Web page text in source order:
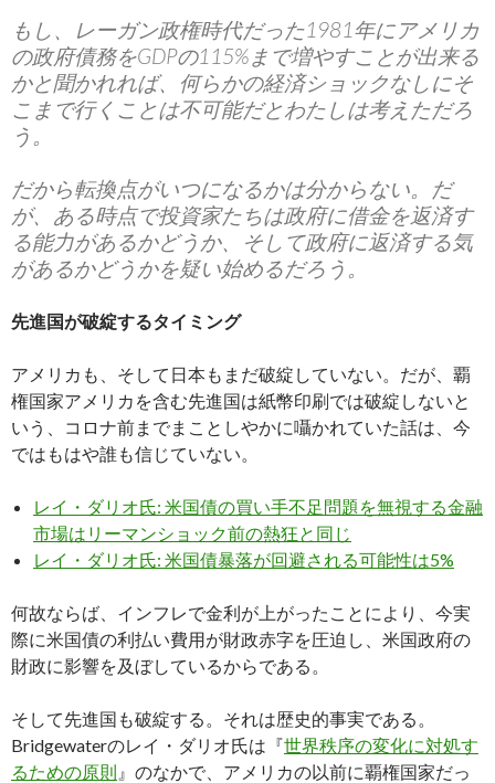
もし、レーガン政権時代だった1981年にアメリカ
の政府債務をGDPの115%まで増やすことが出来る
かと聞かれれば、何らかの経済ショックなしにそ
こまで行くことは不可能だとわたしは考えただろ
う。
だから転換点がいつになるかは分からない。だ
が、ある時点で投資家たちは政府に借金を返済す
る能力があるかどうか、そして政府に返済する気
があるかどうかを疑い始めるだろう。
先進国が破綻するタイミング
アメリカも、そして日本もまだ破綻していない。だが、覇
権国家アメリカを含む先進国は紙幣印刷では破綻しないと
いう、コロナ前までまことしやかに囁かれていた話は、今
ではもはや誰も信じていない。
レイ・ダリオ氏: 米国債の買い手不足問題を無視する金融
市場はリーマンショック前の熱狂と同じ
レイ・ダリオ氏: 米国債暴落が回避される可能性は5%
何故ならば、インフレで金利が上がったことにより、今実
際に米国債の利払い費用が財政赤字を圧迫し、米国政府の
財政に影響を及ぼしているからである。
そして先進国も破綻する。それは歴史的事実である。
Bridgewaterのレイ・ダリオ氏は『世界秩序の変化に対処す
るための原則 』のなかで、アメリカの以前に覇権国家だっ